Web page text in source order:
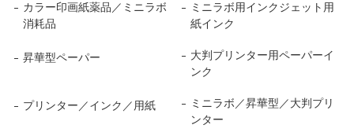
カラー印画紙薬品／ミニラボ
消耗品
ミニラボ用インクジェット用
紙インク
昇華型ペーパー
大判プリンター用ペーパーイ
ンク
プリンター／インク／用紙
ミニラボ／昇華型／大判プリ
ンター